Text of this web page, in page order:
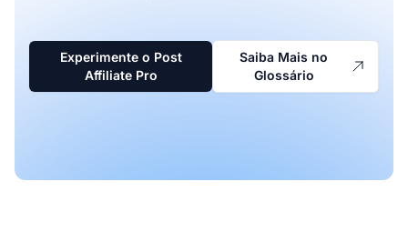
Experimente o Post
Affiliate Pro
Saiba Mais no
Glossário